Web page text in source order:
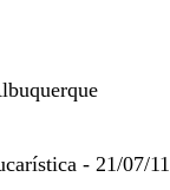
- 21/07/11